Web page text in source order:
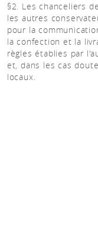
§2. Les chanceliers
les autres
pour la
la confection et la
règles établies par
et, dans les cas
locaux.